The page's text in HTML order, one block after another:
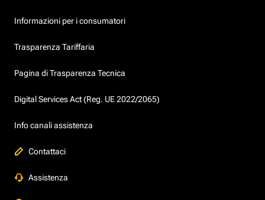
Informazioni per i consumatori
Trasparenza Tariffaria
Pagina di Trasparenza Tecnica
Digital Services Act (Reg. UE 2022/2065)
Info canali assistenza
Contattaci
Assistenza